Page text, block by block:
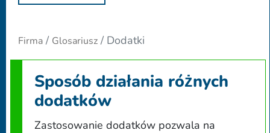
Firma Glosariusz Dodatki
Sposób działania różnych
dodatków
Zastosowanie dodatków pozwala na